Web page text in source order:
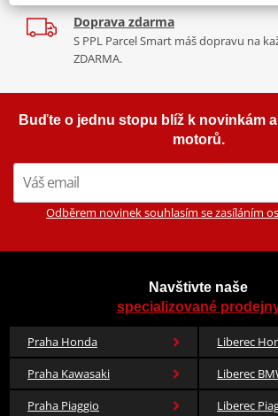
Doprava zdarma
S PPL Parcel Smart máš dopravu na
ZDARMA.
Buďte o jednu stopu blíž k novinkám
motorů.
Odběrem novinek souhlasím se zasíláním
Navštivte naše
specializované
Praha Honda
Liberec
Praha Kawasaki
Liberec
Praha Piaggio
Liberec